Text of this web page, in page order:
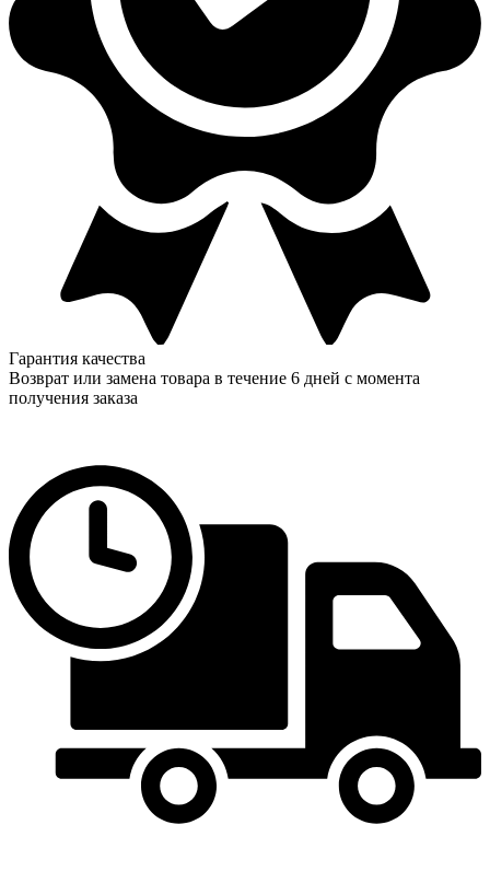
Гарантия качества
Возврат или замена товара в течение 6 дней с момента
получения заказа